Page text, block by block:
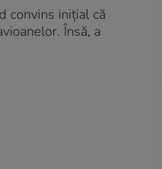
convins inițial că
Însă, a